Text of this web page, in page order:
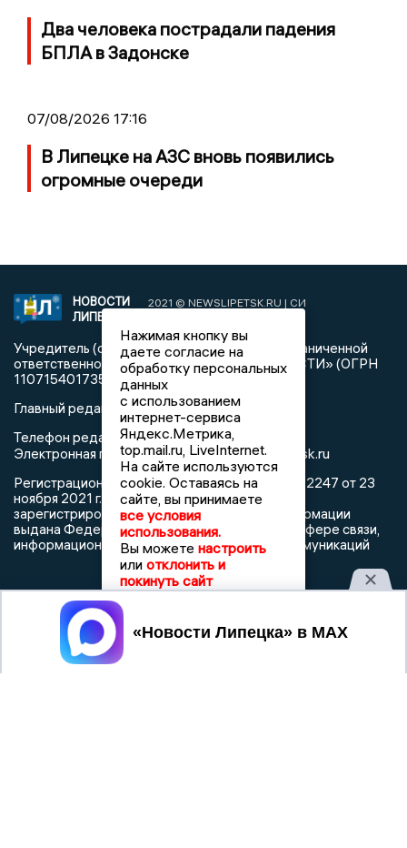
Два человека пострадали падения
БПЛА в Задонске
07/08/2026 17:16
В Липецке на АЗС вновь появились
огромные очереди
НОВОСТИ
ЛИПЕЦКА
2021 © NEWSLIPETSK.RU | СИ
Учредитель (соучредители): Общество с ограниченной
ответственностью «РЕГИОНАЛЬНЫЕ НОВОСТИ» (ОГРН
1107154017354)
Главный редактор: Герцог Е.Г.
Телефон редакции: +7 903 699 9427
Электронная почта редакции:info@newslipetsk.ru
Регистрационный номер: серия Эл № ФС77-82247 от 23
ноября 2021 г. согласно выписке из реестра
зарегистрированных средств массовой информации
выдана Федеральной службой по надзору в сфере связи,
информационных технологий и массовых коммуникаций
Нажимая кнопку вы
даете согласие на
обработку персональных
данных
с использованием
интернет-сервиса
Яндекс.Метрика,
top.mail.ru, LiveInternet.
На сайте используются
cookie. Оставаясь на
сайте, вы принимаете
все условия
использования.
Вы можете настроить
или отклонить и
покинуть сайт
Принять